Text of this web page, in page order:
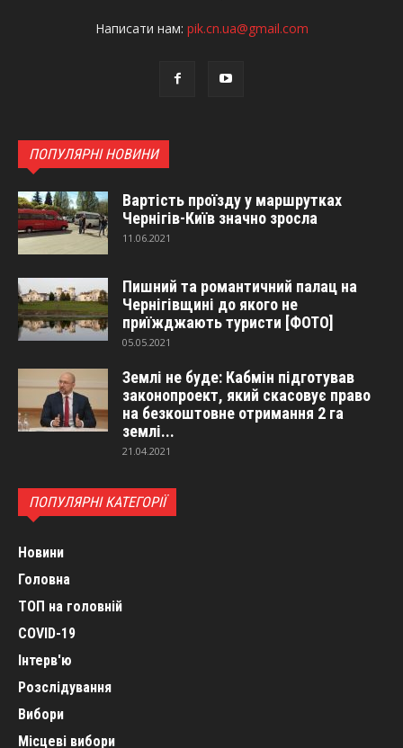
Написати нам: pik.cn.ua@gmail.com
ПОПУЛЯРНІ НОВИНИ
Вартість проїзду у маршрутках
Чернігів-Київ значно зросла
11.06.2021
Пишний та романтичний палац на
Чернігівщині до якого не
приїжджають туристи [ФОТО]
05.05.2021
Землі не буде: Кабмін підготував
законопроект, який скасовує право
на безкоштовне отримання 2 га
землі...
21.04.2021
ПОПУЛЯРНІ КАТЕГОРІЇ
Новини
Головна
ТОП на головній
COVID-19
Інтерв'ю
Розслідування
Вибори
Місцеві вибори